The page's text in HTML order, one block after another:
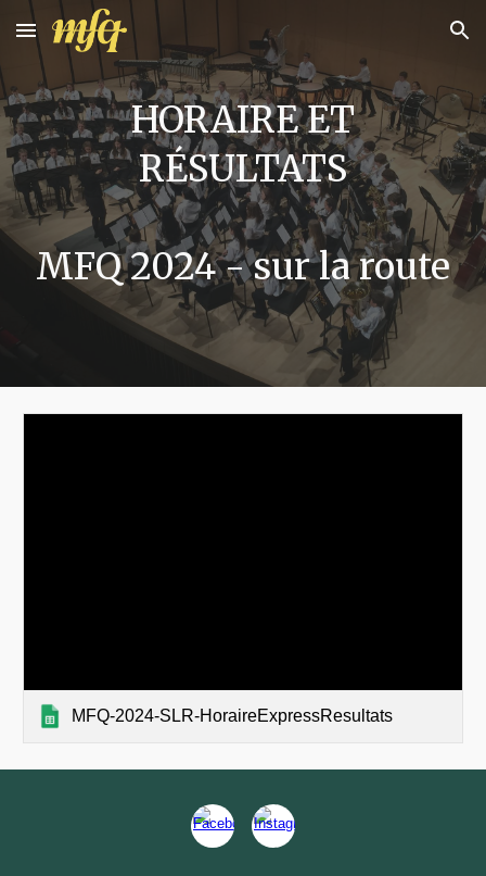
Skip to main content Skip to navigation
HORAIREET
RÉSULTATS
MFQ 2024 - sur la route
MFQ-2024-SLR-HoraireExpressResultats